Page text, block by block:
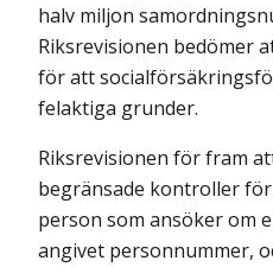
halv miljon
Riksrevisionen bedömer
för att
felaktiga grunder.
Riksrevisionen för fram
begränsade kontroller
person som ansöker om
angivet personnummer,